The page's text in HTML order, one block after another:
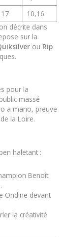
17
10,16
décrite dans
sur la
ou Rip
pour la
massé
a mano, preuve
la Loire.
haletant :
Benoît
Ondine devant
la créativité